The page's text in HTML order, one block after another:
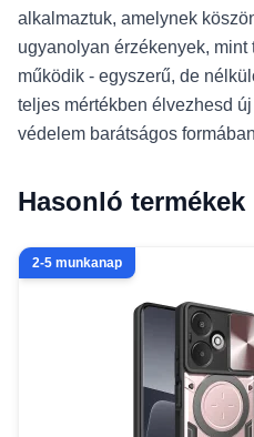
alkalmaztuk, amelynek
ugyanolyan érzékenyek,
működik - egyszerű, de
teljes mértékben élvezhesd
védelem barátságos
Hasonló termékek
2-5 munkanap